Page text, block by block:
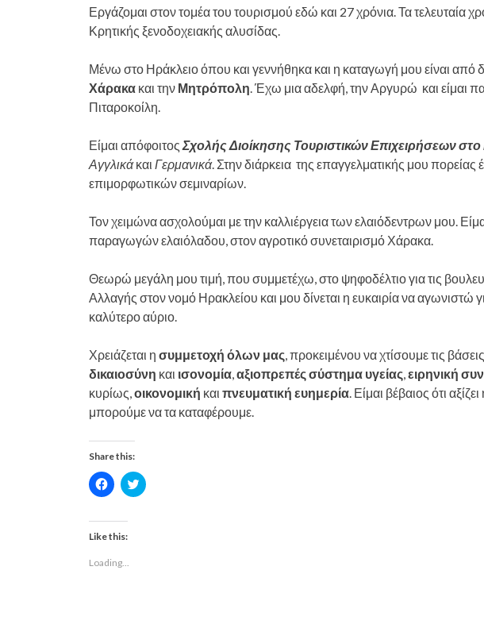
Εργάζομαι στον τομέα του τουρισμού εδώ και 27 χρόνια. Τα τελευταία
Κρητικής ξενοδοχειακής αλυσίδας.
Μένω στο Ηράκλειο όπου και γεννήθηκα και η καταγωγή μου είναι από
Χάρακα και την Μητρόπολη. Έχω μια αδελφή, την Αργυρώ και είμαι
Πιταροκοίλη.
Είμαι απόφοιτος Σχολής Διοίκησης Τουριστικών Επιχειρήσεων
Αγγλικάκαι Γερμανικά. Στην διάρκεια της επαγγελματικής μου
επιμορφωτικών σεμιναρίων.
Τον χειμώνα ασχολούμαι με την καλλιέργεια των ελαιόδεντρων μου.
παραγωγών ελαιόλαδου, στον αγροτικό συνεταιρισμό Χάρακα.
Θεωρώ μεγάλη μου τιμή, που συμμετέχω, στο ψηφοδέλτιο για τις
Αλλαγής στον νομό Ηρακλείου και μου δίνεται η ευκαιρία να αγωνιστώ
καλύτερο αύριο.
Χρειάζεται η συμμετοχή όλων μας, προκειμένου να χτίσουμε τις
δικαιοσύνη και ισονομία,αξιοπρεπές σύστημα υγείας,ειρηνική
κυρίως,οικονομική και πνευματική ευημερία. Είμαι βέβαιος ότι
μπορούμε να τα καταφέρουμε.
Share this:
C
l
k
t
o
h
C
l
Like this:
Loading...